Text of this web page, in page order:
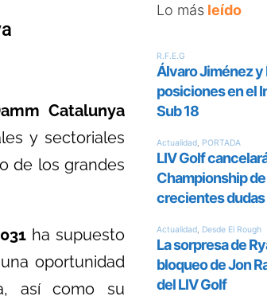
Catalunya
y sectoriales
de los grandes
ha supuesto
oportunidad
así como su
Lo más leído